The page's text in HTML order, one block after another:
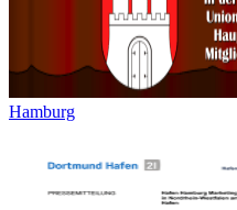
Hamburg